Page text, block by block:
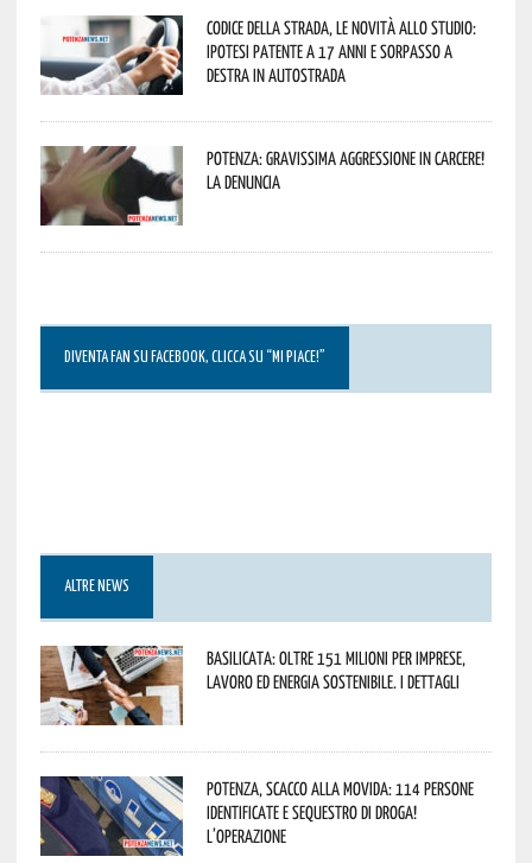
Codice della strada, le novità allo studio:
ipotesi patente a 17 anni e sorpasso a
destra in autostrada
Potenza: gravissima aggressione in Carcere!
La denuncia
DIVENTA FAN SU FACEBOOK, CLICCA SU “MI PIACE!”
ALTRE NEWS
Basilicata: oltre 151 milioni per imprese,
lavoro ed energia sostenibile. I dettagli
Potenza, scacco alla movida: 114 persone
identificate e sequestro di droga!
L’operazione